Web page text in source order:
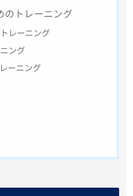
のトレーニング
レーニング
ング
ーニング